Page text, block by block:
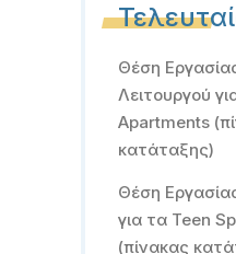
Θέση
Λειτουργού
Apartments
κατάταξης)
Θέση
για τα Teen
(πίνακας